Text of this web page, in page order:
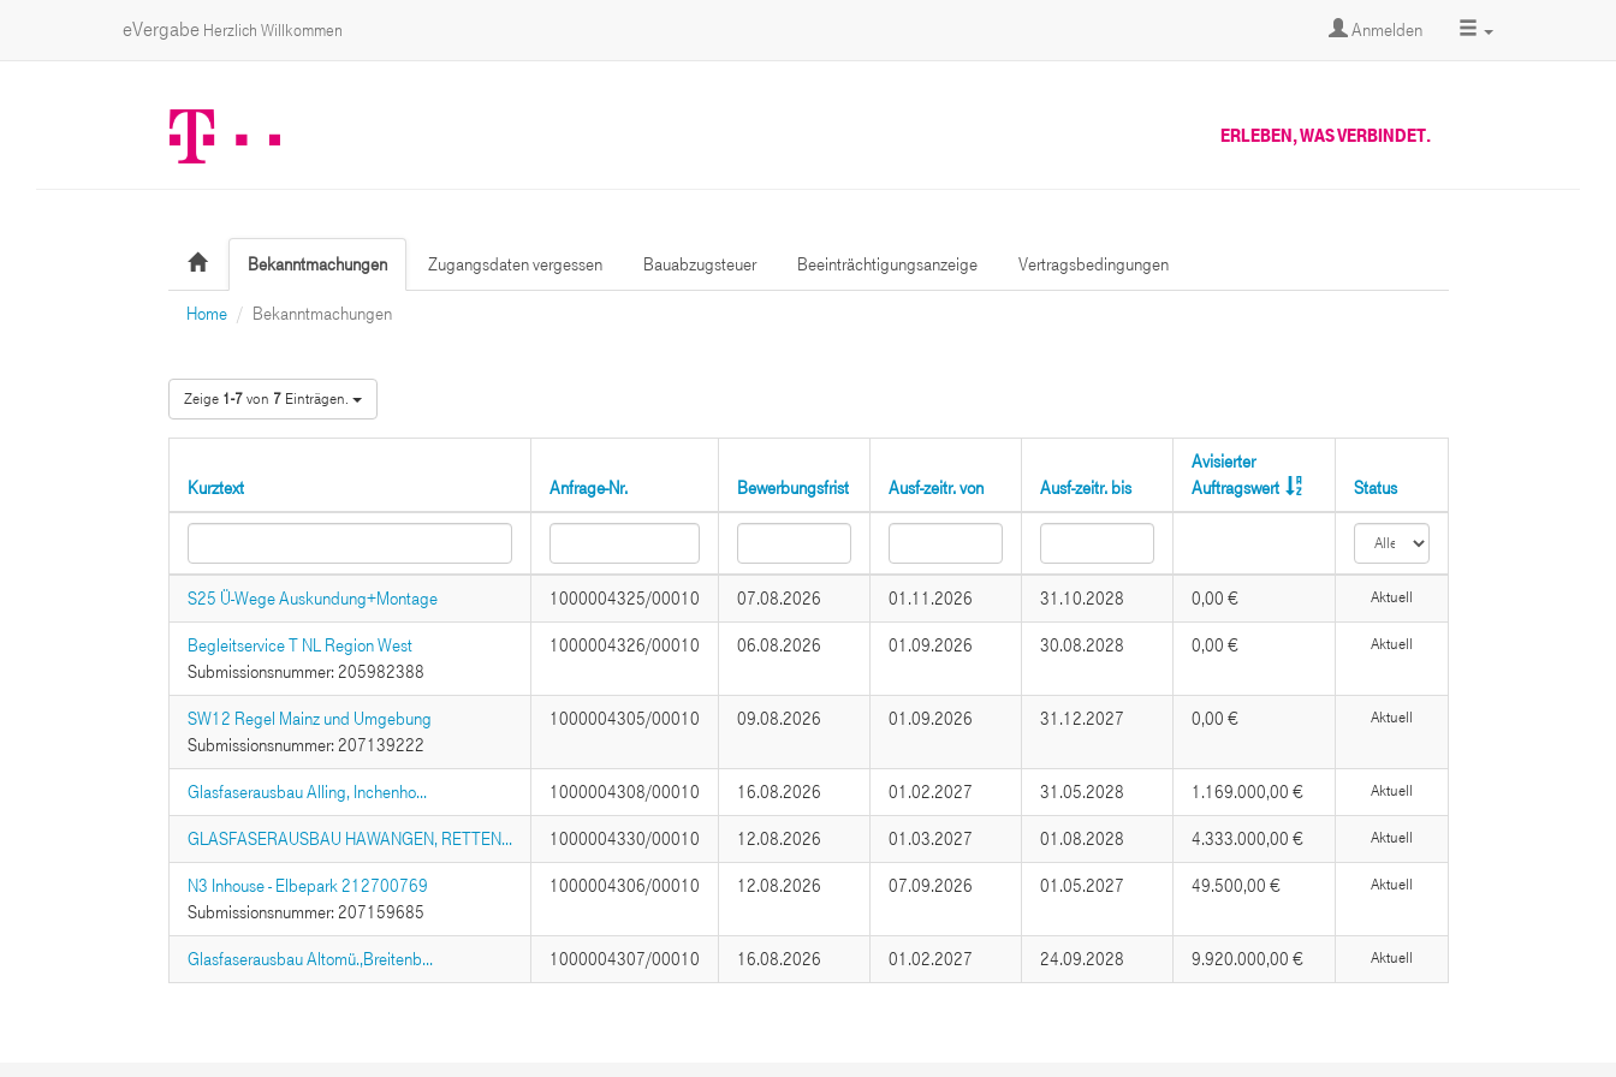
eVergabe Herzlich Willkommen Anmelden
ERLEBEN, WAS VERBINDET.
Bekanntmachungen Zugangsdaten vergessen Bauabzugsteuer Beeinträchtigungsanzeige Vertragsbedingungen
Home Bekanntmachungen
Zeige 1-7von 7Einträgen.
Kurztext Anfrage-Nr. Bewerbungsfrist Ausf-zeitr. von Ausf-zeitr. bis
Avisierter
Auftragswert
Status
S25 Ü-Wege Auskundung+Montage 1000004325/00010 07.08.2026 01.11.2026 31.10.2028 0,00 € Aktuell
Begleitservice T NL Region West
Submissionsnummer: 205982388
1000004326/00010 06.08.2026 01.09.2026 30.08.2028 0,00 € Aktuell
SW12 Regel Mainz und Umgebung
Submissionsnummer: 207139222
1000004305/00010 09.08.2026 01.09.2026 31.12.2027 0,00 € Aktuell
Glasfaserausbau Alling, Inchenho... 1000004308/00010 16.08.2026 01.02.2027 31.05.2028 1.169.000,00 € Aktuell
GLASFASERAUSBAU HAWANGEN, RETTEN... 1000004330/00010 12.08.2026 01.03.2027 01.08.2028 4.333.000,00 € Aktuell
N3 Inhouse - Elbepark 212700769
Submissionsnummer: 207159685
1000004306/00010 12.08.2026 07.09.2026 01.05.2027 49.500,00 € Aktuell
Glasfaserausbau Altomü.,Breitenb... 1000004307/00010 16.08.2026 01.02.2027 24.09.2028 9.920.000,00 € Aktuell